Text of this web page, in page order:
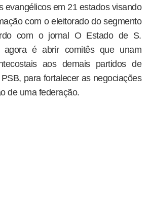
evangélicos em 21 estados visando
com o eleitorado do segmento
com o jornal O Estado de S.
agora é abrir comitês que unam
aos demais partidos de
para fortalecer as negociações
de uma federação.